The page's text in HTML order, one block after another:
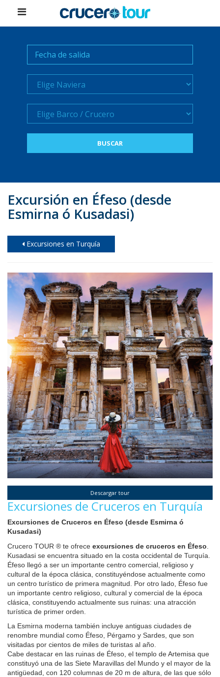
Naviera
Crucero
Excursión en Éfeso (desde
Esmirna ó Kusadasi)
Excursiones en Turquía
Descargar tour
Excursiones de Cruceros en Turquía
Excursiones de Cruceros en Éfeso (desde Esmirna ó
Kusadasi)
Crucero TOUR ® te ofrece excursiones de cruceros en Éfeso
Kusadasi se encuentra situado en la costa occidental de Turquía.
Éfeso llegó a ser un importante centro comercial, religioso y
cultural de la época clásica, constituyéndose actualmente como
un centro turístico de primera magnitud. Por otro lado, Éfeso fue
un importante centro religioso, cultural y comercial de la época
clásica, constituyendo actualmente sus ruinas: una atracción
turística de primer orden.
La Esmirna moderna también incluye antiguas ciudades de
renombre mundial como Éfeso, Pérgamo y Sardes, que son
visitadas por cientos de miles de turistas al año.
Cabe destacar en las ruinas de Éfeso, el templo de Artemisa que
constituyó una de las Siete Maravillas del Mundo y el mayor de la
antigüedad, con 120 columnas de 20 m de altura, de las que sólo